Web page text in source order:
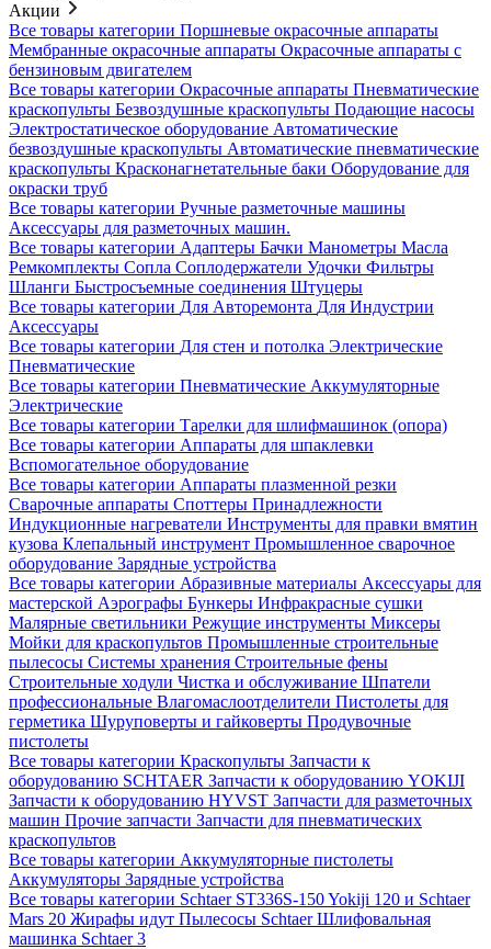
Акции
Все товары категории Поршневые окрасочные аппараты
Мембранные окрасочные аппараты Окрасочные аппараты с
бензиновым двигателем
Все товары категории Окрасочные аппараты Пневматические
краскопульты Безвоздушные краскопульты Подающие насосы
Электростатическое оборудование Автоматические
безвоздушные краскопульты Автоматические пневматические
краскопульты Красконагнетательные баки Оборудование для
окраски труб
Все товары категории Ручные разметочные машины
Аксессуары для разметочных машин.
Все товары категории Адаптеры Бачки Манометры Масла
Ремкомплекты Сопла Соплодержатели Удочки Фильтры
Шланги Быстросъемные соединения Штуцеры
Все товары категории Для Авторемонта Для Индустрии
Аксессуары
Все товары категории Для стен и потолка Электрические
Пневматические
Все товары категории Пневматические Аккумуляторные
Электрические
Все товары категории Тарелки для шлифмашинок (опора)
Все товары категории Аппараты для шпаклевки
Вспомогательное оборудование
Все товары категории Аппараты плазменной резки
Сварочные аппараты Споттеры Принадлежности
Индукционные нагреватели Инструменты для правки вмятин
кузова Клепальный инструмент Промышленное сварочное
оборудование Зарядные устройства
Все товары категории Абразивные материалы Аксессуары для
мастерской Аэрографы Бункеры Инфракрасные сушки
Малярные светильники Режущие инструменты Миксеры
Мойки для краскопультов Промышленные строительные
пылесосы Системы хранения Строительные фены
Строительные ходули Чистка и обслуживание Шпатели
профессиональные Влагомаслоотделители Пистолеты для
герметика Шуруповерты и гайковерты Продувочные
пистолеты
Все товары категории Краскопульты Запчасти к
оборудованию SCHTAER Запчасти к оборудованию YOKIJI
Запчасти к оборудованию HYVST Запчасти для разметочных
машин Прочие запчасти Запчасти для пневматических
краскопультов
Все товары категории Аккумуляторные пистолеты
Аккумуляторы Зарядные устройства
Все товары категории Schtaer ST336S-150Yokiji 120 и Schtaer
Mars 20 Жирафы идут Пылесосы SchtaerШлифовальная
машинка Schtaer 3